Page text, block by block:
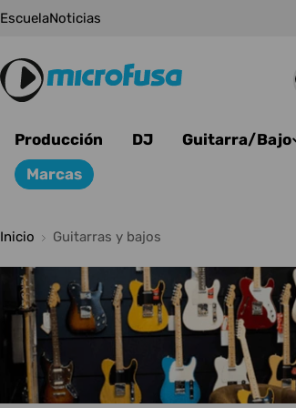
Saltar
EscuelaNoticias
Producción DJ Guitarra/Bajo
Marcas
Inicio Guitarras y bajos